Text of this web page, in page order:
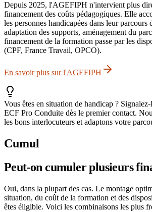
Depuis 2025, l'AGEFIPH n'intervient plus
financement des coûts pédagogiques. Elle
les personnes handicapées dans leur parcours
adaptation des supports, aménagement du
financement de la formation passe par les
(CPF, France Travail, OPCO).
En savoir plus sur l'AGEFIPH
Vous êtes en situation de handicap ?
ECF Pro Conduite dès le premier contact.
les bons interlocuteurs et adaptons votre
Cumul
Peut-on cumuler plusieurs
Oui, dans la plupart des cas. Le montage
situation, du coût de la formation et des
êtes éligible. Voici les combinaisons les plus